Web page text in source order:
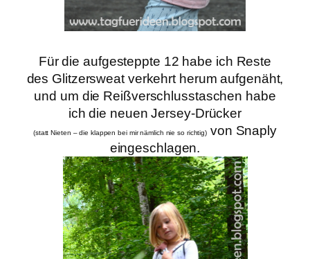
Für die aufgesteppte 12 habe ich Reste
des Glitzersweat verkehrt herum aufgenäht,
und um die Reißverschlusstaschen habe
ich die neuen Jersey-Drücker
(statt Nieten – die klappen bei mir nämlich nie so richtig) von Snaply
eingeschlagen.